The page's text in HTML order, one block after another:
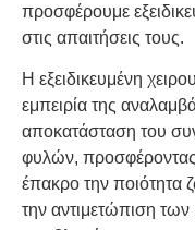
προσφέρουμε
στις απαιτήσεις τους.
Η εξειδικευμένη
εμπειρία της
αποκατάσταση του
φυλών, προσφέροντας
έπακρο την
την αντιμετώπιση